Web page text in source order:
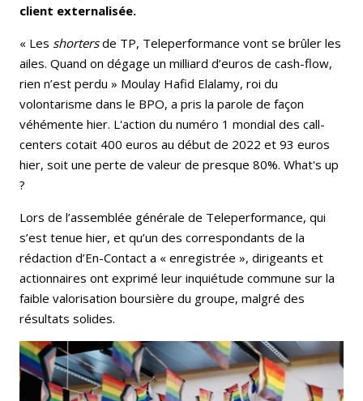
client externalisée.
« Les shortersde TP, Teleperformance vont se brûler les
ailes. Quand on dégage un milliard d’euros de cash-flow,
rien n’est perdu » Moulay Hafid Elalamy, roi du
volontarisme dans le BPO, a pris la parole de façon
véhémente hier. L'action du numéro 1 mondial des call-
centers cotait 400 euros au début de 2022 et 93 euros
hier, soit une perte de valeur de presque 80%. What's up
?
Lors de l’assemblée générale de Teleperformance, qui
s’est tenue hier, et qu’un des correspondants de la
rédaction d’En-Contact a « enregistrée », dirigeants et
actionnaires ont exprimé leur inquiétude commune sur la
faible valorisation boursière du groupe, malgré des
résultats solides.